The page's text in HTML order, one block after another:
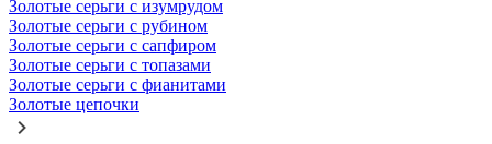
Золотые серьги с изумрудом
Золотые серьги с рубином
Золотые серьги с сапфиром
Золотые серьги с топазами
Золотые серьги с фианитами
Золотые цепочки